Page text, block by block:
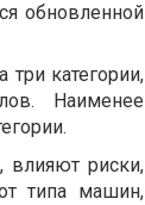
обновленной
категории,
Наименее
влияют риски,
типа машин,